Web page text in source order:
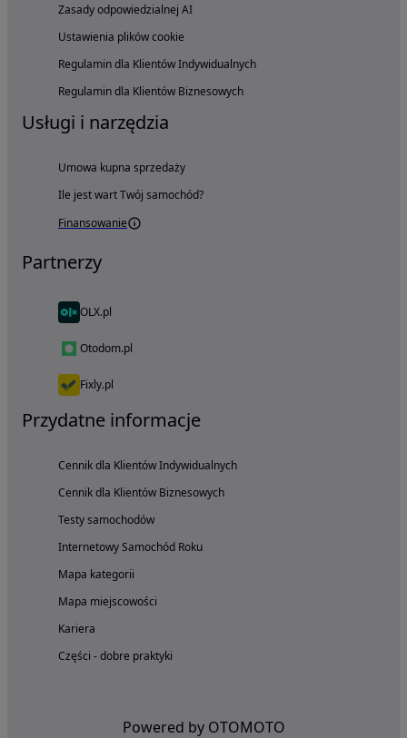
Zasady odpowiedzialnej AI
Ustawienia plików cookie
Regulamin dla Klientów Indywidualnych
Regulamin dla Klientów Biznesowych
Usługi i narzędzia
Umowa kupna sprzedaży
Ile jest wart Twój samochód?
Finansowanie
Partnerzy
OLX.pl
Otodom.pl
Fixly.pl
Przydatne informacje
Cennik dla Klientów Indywidualnych
Cennik dla Klientów Biznesowych
Testy samochodów
Internetowy Samochód Roku
Mapa kategorii
Mapa miejscowości
Kariera
Części - dobre praktyki
Powered by OTOMOTO